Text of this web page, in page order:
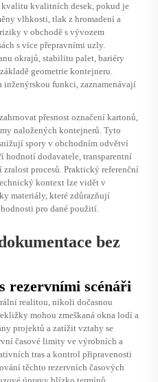
kvalitních desek, pokud je
vlhkosti, tlak z hromadení a
v obchodě s vývozem
s více přepravními uzly.
okrajů, stabilitu palet, bariéry
geometrie kontejneru.
funkci, zaznamenávají
přesnost označení kartonů,
naložených kontejnerů. Tyto
spory v obchodním odvětví
dodavatele, transparentní
procesů. Praktický referenční
kontext lze vidět v
materiály, které zdůrazňují
pro dané použití.
bez
rezervními scénáři
realitou, nikoli dočasnou
mohou zmeškaná okna lodí a
projektů a zatížit vztahy se
časové limity ve výrobních a
tras a kontrol připravenosti
těchto rezervních časových